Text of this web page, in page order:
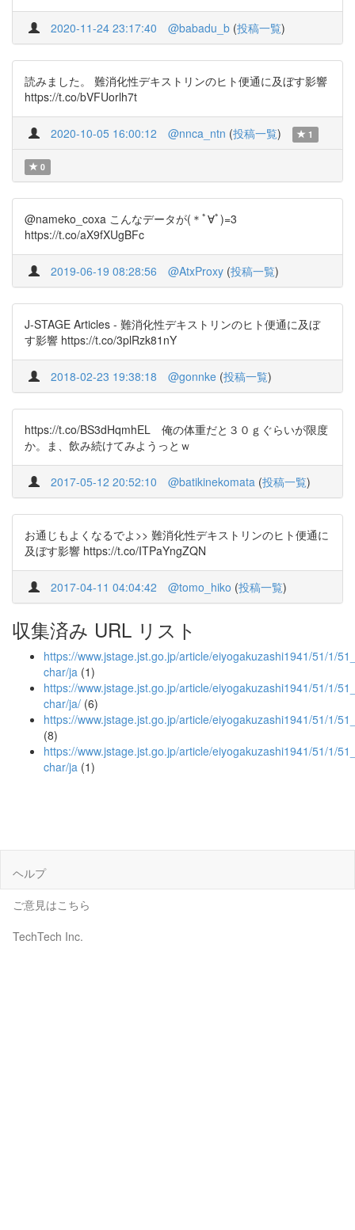
2020-11-24 23:17:40 @babadu_b (投稿一覧)
読みました。 難消化性デキストリンのヒト便通に及ぼす影響
https://t.co/bVFUorlh7t
2020-10-05 16:00:12 @nnca_ntn (投稿一覧) 1
0
@nameko_coxa こんなデータが(＊ﾟ∀ﾟ)=3
https://t.co/aX9fXUgBFc
2019-06-19 08:28:56 @AtxProxy (投稿一覧)
J-STAGE Articles - 難消化性デキストリンのヒト便通に及ぼ
す影響 https://t.co/3plRzk81nY
2018-02-23 19:38:18 @gonnke (投稿一覧)
https://t.co/BS3dHqmhEL 俺の体重だと３０ｇぐらいが限度
か。ま、飲み続けてみようっとｗ
2017-05-12 20:52:10 @batikinekomata (投稿一覧)
お通じもよくなるでよ>> 難消化性デキストリンのヒト便通に
及ぼす影響 https://t.co/ITPaYngZQN
2017-04-11 04:04:42 @tomo_hiko (投稿一覧)
収集済み URL リスト
https://www.jstage.jst.go.jp/article/eiyogakuzashi1941/51/1/
char/ja (1)
https://www.jstage.jst.go.jp/article/eiyogakuzashi1941/51/1/
char/ja/ (6)
https://www.jstage.jst.go.jp/article/eiyogakuzashi1941/51/1/
(8)
https://www.jstage.jst.go.jp/article/eiyogakuzashi1941/51/1/
char/ja (1)
ヘルプ
ご意見はこちら
TechTech Inc.